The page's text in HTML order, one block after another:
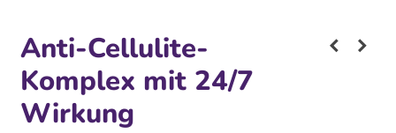
Anti-Cellulite-
Komplex mit 24/7
Wirkung